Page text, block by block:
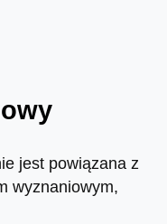
jest powiązana z
wyznaniowym,